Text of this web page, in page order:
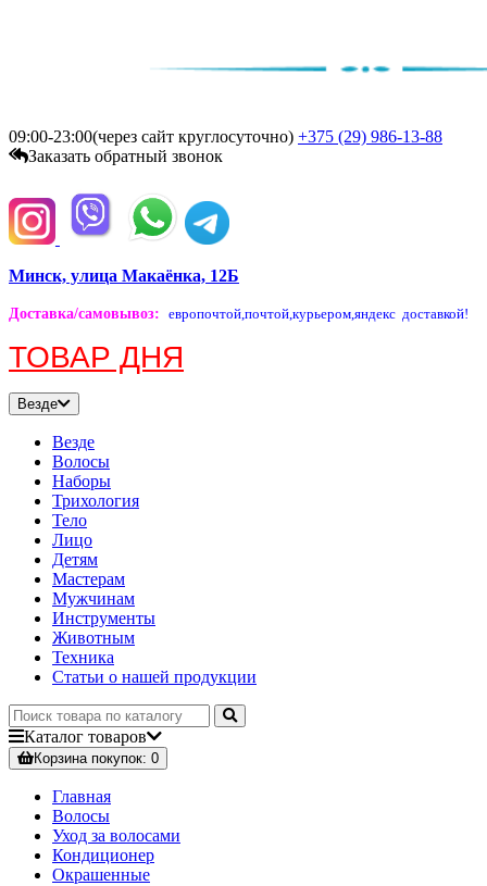
09:00-23:00(через сайт круглосуточно) +375 (29) 986-13-88
Заказать обратный звонок
Минск, улица Макаёнка, 12Б
Доставка/самовывоз: европочтой,почтой,курьером,яндекс доставкой!
ТОВАР ДНЯ
Везде
Везде
Волосы
Наборы
Трихология
Тело
Лицо
Детям
Мастерам
Мужчинам
Инструменты
Животным
Техника
Статьи о нашей продукции
Каталог товаров
Корзинапокупок: 0
Главная
Волосы
Уход за волосами
Кондиционер
Окрашенные